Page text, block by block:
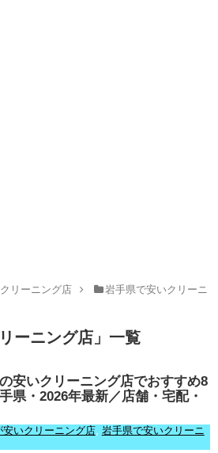
リーニング店
岩手県で安いクリーニ
ーニング店 」 一覧
安いクリーニング店でおすすめ8
県・2026年最新／店舗・宅配・
安いクリーニング店, 岩手県で安いクリーニ